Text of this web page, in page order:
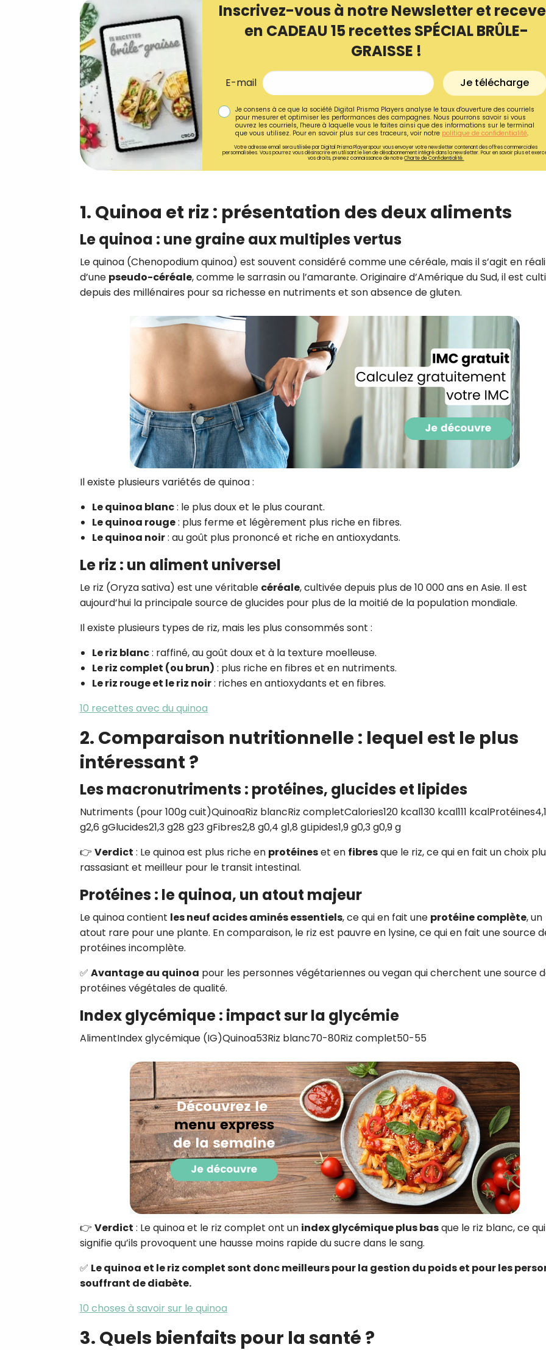
Inscrivez-vous à notre Newsletter et
en CADEAU 15 recettes SPÉCIAL BRÛLE-
GRAISSE !
E-mail Je télécharge
Je consens à ce que la société Digital Prisma Players analyse le taux d'ouverture des courriels
pour mesurer et optimiser les performances des campagnes. Nous pourrons savoir si vous
ouvrez les courriels, l'heure à laquelle vous le faites ainsi que des informations sur le terminal
que vous utilisez. Pour en savoir plus sur ces traceurs, voir notre politique de confidentialité.
Votre adresse email sera utilisée par Digital Prisma Playerspour vous envoyer votre newsletter contenant des offres commerciales
personnalisées. Vous pourrez vous désinscrire en utilisant le lien de désabonnement intégré dans la newsletter. Pour en savoir plus et
vos droits, prenez connaissance de notreCharte de Confidentialité.
1. Quinoa et riz : présentation des deux aliments
Le quinoa : une graine aux multiples vertus
Le quinoa (Chenopodium quinoa) est souvent considéré comme une céréale, mais il s’agit en
d’une pseudo-céréale, comme le sarrasin ou l’amarante. Originaire d’Amérique du Sud, il est
depuis des millénaires pour sa richesse en nutriments et son absence de gluten.
Il existe plusieurs variétés de quinoa :
Le quinoa blanc: le plus doux et le plus courant.
Le quinoa rouge: plus ferme et légèrement plus riche en fibres.
Le quinoa noir: au goût plus prononcé et riche en antioxydants.
Le riz : un aliment universel
Le riz (Oryza sativa) est une véritable céréale, cultivée depuis plus de 10 000 ans en Asie. Il est
aujourd’hui la principale source de glucides pour plus de la moitié de la population mondiale.
Il existe plusieurs types de riz, mais les plus consommés sont :
Le riz blanc: raffiné, au goût doux et à la texture moelleuse.
Le riz complet (ou brun) : plus riche en fibres et en nutriments.
Le riz rouge et le riz noir: riches en antioxydants et en fibres.
10 recettes avec du quinoa
2. Comparaison nutritionnelle : lequel est le plus
intéressant ?
Les macronutriments : protéines, glucides et lipides
Nutriments (pour 100g cuit)QuinoaRiz blancRiz completCalories120 kcal130 kcal111
g2,6 gGlucides21,3 g28 g23 gFibres2,8 g0,4 g1,8 gLipides1,9 g0,3 g0,9 g
👉 Verdict : Le quinoa est plus riche en protéineset en fibresque le riz, ce qui en fait un choix
rassasiant et meilleur pour le transit intestinal.
Protéines : le quinoa, un atout majeur
Le quinoa contient les neuf acides aminés essentiels, ce qui en fait une protéine complète, un
atout rare pour une plante. En comparaison, le riz est pauvre en lysine, ce qui en fait une source
protéines incomplète.
✅ Avantage au quinoa pour les personnes végétariennes ou vegan qui cherchent une source
protéines végétales de qualité.
Index glycémique : impact sur la glycémie
AlimentIndex glycémique (IG)Quinoa53Riz blanc70-80Riz complet50-55
👉 Verdict : Le quinoa et le riz complet ont un index glycémique plus basque le riz blanc, ce qui
signifie qu’ils provoquent une hausse moins rapide du sucre dans le sang.
✅ Le quinoa et le riz complet sont donc meilleurs pour la gestion du poids et pour les
souffrant de diabète.
10 choses à savoir sur le quinoa
3. Quels bienfaits pour la santé ?
recettes inédites de
CROQ.
Je consens à ce que la société
Prisma Players analyse le taux
des courriels pour mesurer et
performances des campagnes.
pourrons savoir si vous ouvrez les
l'heure à laquelle vous le faites ainsi
des informations sur le terminal que
utilisez. Pour en savoir plus sur ces
politique de confidentialité
Je reçois mon cadeau !
Votre adresse email sera utilisée par Digital Prisma